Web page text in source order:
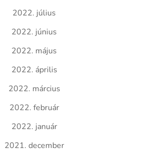
2022. július
2022. június
2022. május
2022. április
2022. március
2022. február
2022. január
2021. december